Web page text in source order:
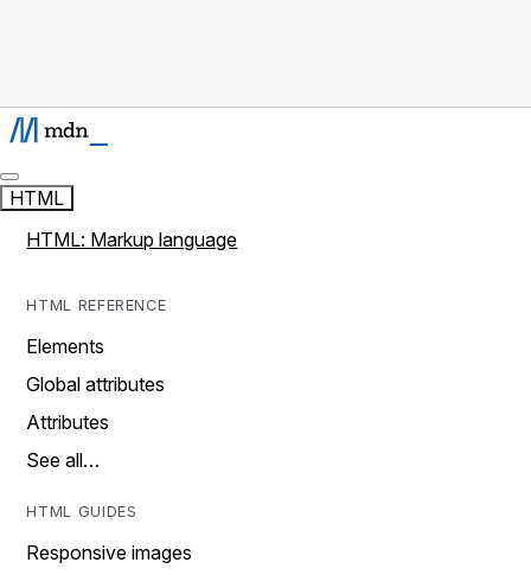
HTML
HTML: Markup language
HTML REFERENCE
Elements
Global attributes
Attributes
See all…
HTML GUIDES
Responsive images